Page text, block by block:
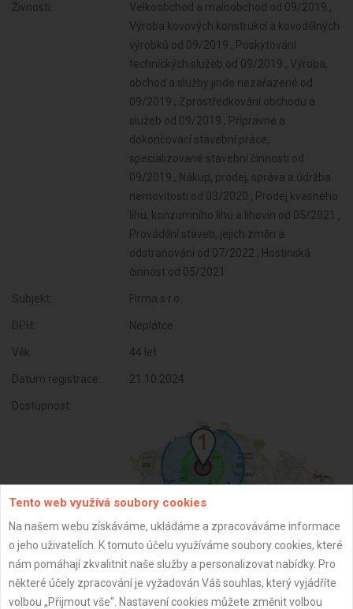
Živnosti:
Velkoobchod a maloobchod od 09/2019 ,
Výroba kovových konstrukcí a kovodělných
výrobků od 09/2019 , Poskytování
technických služeb od 09/2019 , Výroba,
obchod a služby jinde nezařazené od
09/2019 , Zprostředkování obchodu a
služeb od 09/2019 , Přípravné a
dokončovací stavební práce,
specializované stavební činnosti od
09/2019 , Nákup, prodej, správa a údržba
nemovitostí od 03/2020 , Prodej kvasného
lihu, konzumního lihu a lihovin od 05/2021 ,
Provádění staveb, jejich změn a
odstraňování od 07/2022 , Hostinská
činnost od 05/2021
Subjekt: Firma s.r.o.
DPH: Neplátce
Věk: 44 let
Datum registrace: 21.10.2024
Dostupnost:
ZPĚT
Tento web využívá soubory cookies
Na našem webu získáváme, ukládáme a zpracováváme informace
o jeho uživatelích. K tomuto účelu využíváme soubory cookies, které
nám pomáhají zkvalitnit naše služby a personalizovat nabídky. Pro
některé účely zpracování je vyžadován Váš souhlas, který vyjádříte
volbou „Přijmout vše“. Nastavení cookies můžete změnit volbou